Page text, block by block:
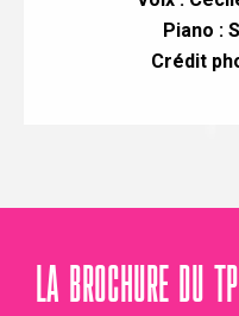
Piano :
Crédit
LA BROCHURE DU